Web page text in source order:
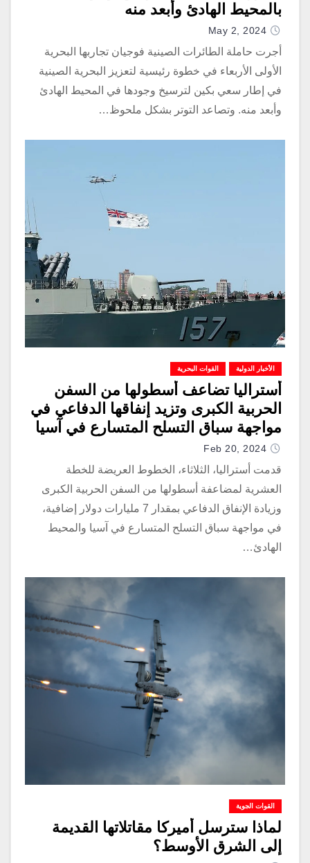
بالمحيط الهادئ وأبعد منه
May 2, 2024
أجرت حاملة الطائرات الصينية فوجيان تجاربها البحرية
الأولى الأربعاء في خطوة رئيسية لتعزيز البحرية الصينية
في إطار سعي بكين لترسيخ وجودها في المحيط الهادئ
وأبعد منه. وتصاعد التوتر بشكل ملحوظ…
الأخبار الدولية القوات البحرية
أستراليا تضاعف أسطولها من السفن
الحربية الكبرى وتزيد إنفاقها الدفاعي في
مواجهة سباق التسلح المتسارع في آسيا
والمحيط الهادئ
Feb 20, 2024
قدمت أستراليا، الثلاثاء، الخطوط العريضة للخطة
العشرية لمضاعفة أسطولها من السفن الحربية الكبرى
وزيادة الإنفاق الدفاعي بمقدار 7 مليارات دولار إضافية،
في مواجهة سباق التسلح المتسارع في آسيا والمحيط
الهادئ…
القوات الجوية
لماذا سترسل أميركا مقاتلاتها القديمة
إلى الشرق الأوسط؟